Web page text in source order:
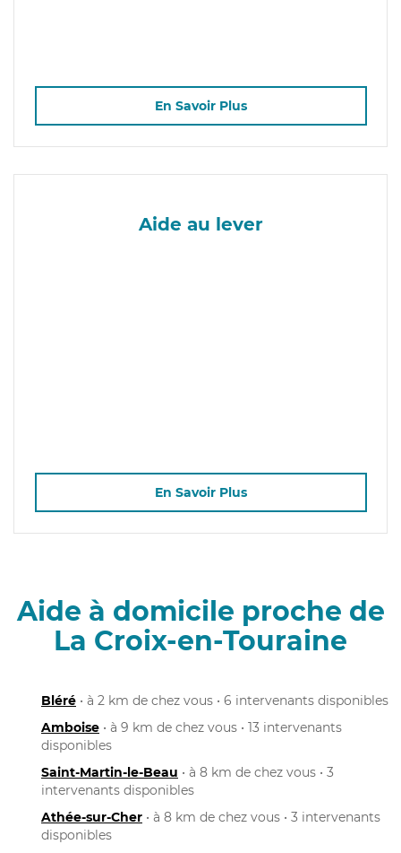
En Savoir Plus
Aide au lever
En Savoir Plus
Aide à domicile proche de
La Croix-en-Touraine
Bléré • à 2 km de chez vous • 6 intervenants disponibles
Amboise • à 9 km de chez vous • 13 intervenants
disponibles
Saint-Martin-le-Beau • à 8 km de chez vous • 3
intervenants disponibles
Athée-sur-Cher • à 8 km de chez vous • 3 intervenants
disponibles